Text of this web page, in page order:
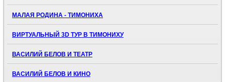
МАЛАЯ РОДИНА - ТИМОНИХА
ВИРТУАЛЬНЫЙ 3D ТУР В ТИМОНИХУ
ВАСИЛИЙ БЕЛОВ И ТЕАТР
ВАСИЛИЙ БЕЛОВ И КИНО